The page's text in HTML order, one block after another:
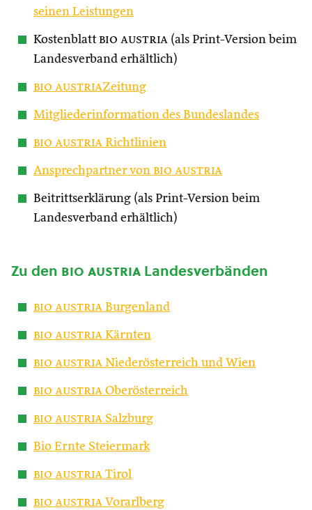
seinen Leistungen
Kostenblatt bio austria (als Print-Version beim
Landesverband erhältlich)
bio austriaZeitung
Mitgliederinformation des Bundeslandes
bio austria Richtlinien
Ansprechpartner von bio austria
Beitrittserklärung (als Print-Version beim
Landesverband erhältlich)
Zu den bio austria Landesverbänden
bio austria Burgenland
bio austria Kärnten
bio austria Niederösterreich und Wien
bio austria Oberösterreich
bio austria Salzburg
Bio Ernte Steiermark
bio austria Tirol
bio austria Vorarlberg